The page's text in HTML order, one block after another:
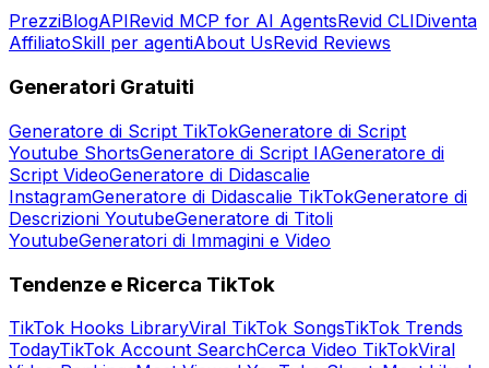
PrezziBlogAPIRevid MCP for AI AgentsRevid CLIDiventa
AffiliatoSkill per agentiAbout UsRevid Reviews
Generatori Gratuiti
Generatore di Script TikTokGeneratore di Script
Youtube ShortsGeneratore di Script IAGeneratore di
Script VideoGeneratore di Didascalie
InstagramGeneratore di Didascalie TikTokGeneratore di
Descrizioni YoutubeGeneratore di Titoli
YoutubeGeneratori di Immagini e Video
Tendenze e Ricerca TikTok
TikTok Hooks LibraryViral TikTok SongsTikTok Trends
TodayTikTok Account SearchCerca Video TikTokViral